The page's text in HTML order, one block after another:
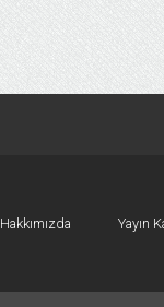
Hakkımızda Yayın